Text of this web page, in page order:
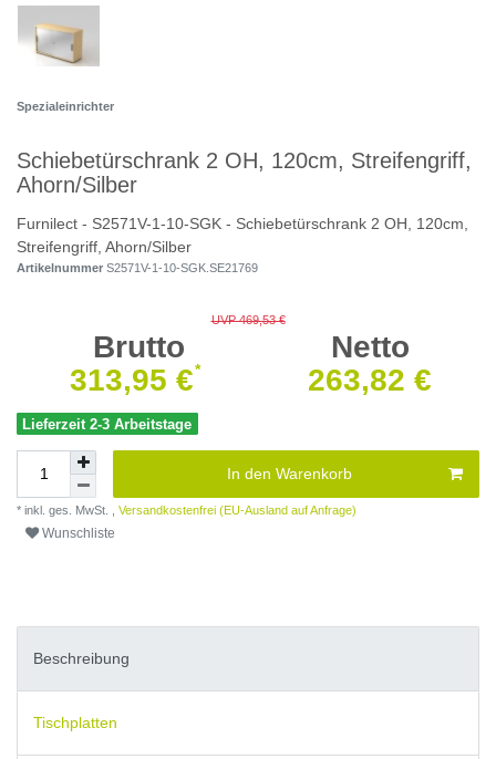
Spezialeinrichter
Schiebetürschrank 2 OH, 120cm, Streifengriff,
Ahorn/Silber
Furnilect - S2571V-1-10-SGK - Schiebetürschrank 2 OH, 120cm,
Streifengriff, Ahorn/Silber
Artikelnummer S2571V-1-10-SGK.SE21769
UVP 469,53 €
Brutto
Netto
313,95 €
* 263,82 €
Lieferzeit 2-3 Arbeitstage
In den Warenkorb
* inkl. ges. MwSt. , Versandkostenfrei (EU-Ausland auf Anfrage)
Wunschliste
Beschreibung
Tischplatten